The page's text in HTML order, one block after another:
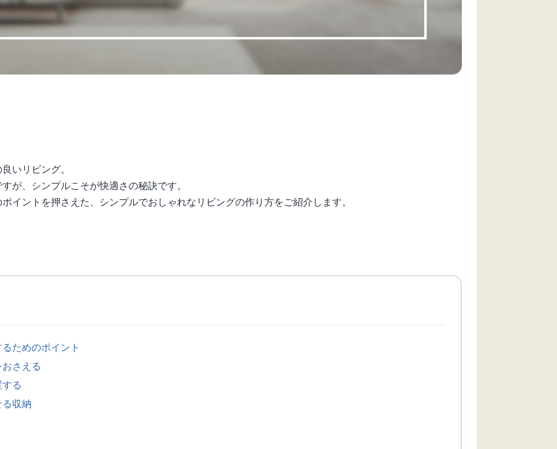
いリビング。
が、シンプルこそが快適さの秘訣です。
イントを押さえた、シンプルでおしゃれなリビングの作り方をご紹介します。
ためのポイント
さえる
る
収納